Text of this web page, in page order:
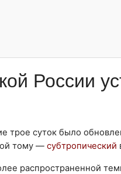
России
трое суток было
тому — субтропический
распространенной